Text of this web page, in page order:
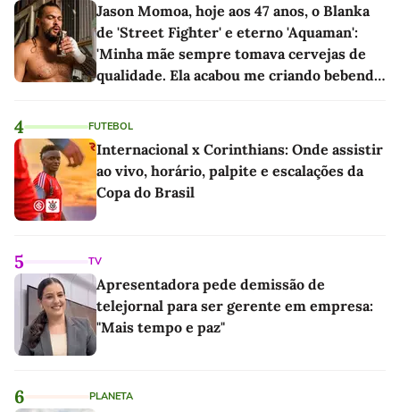
Jason Momoa, hoje aos 47 anos, o Blanka
de 'Street Fighter' e eterno 'Aquaman':
'Minha mãe sempre tomava cervejas de
qualidade. Ela acabou me criando bebendo
4 FUTEBOL
Internacional x Corinthians: Onde assistir
ao vivo, horário, palpite e escalações da
Copa do Brasil
5 TV
Apresentadora pede demissão de
telejornal para ser gerente em empresa:
"Mais tempo e paz"
6 PLANETA